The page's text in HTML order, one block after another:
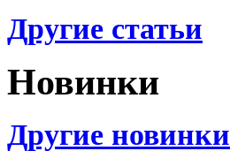
Другие статьи
Новинки
Другие новинки